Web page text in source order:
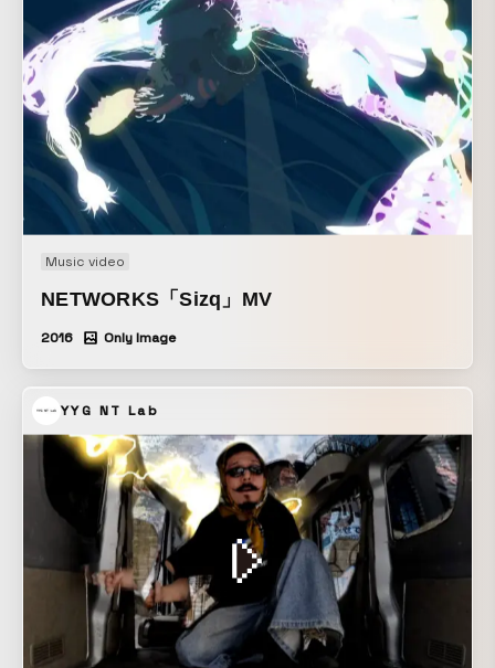
Music video
NETWORKS「Sizq」MV
2016 Only Image
YYG NT Lab